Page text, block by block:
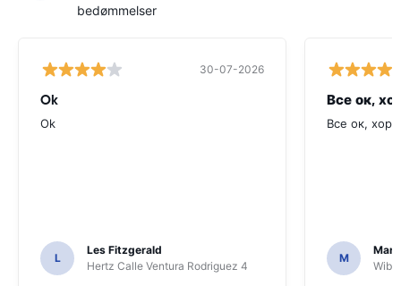
bedømmelser
30-07-2026
Ok
Ok
L
Les Fitzgerald
Hertz Calle Ventura Rodriguez 4
Все ок,
Все ок,
M